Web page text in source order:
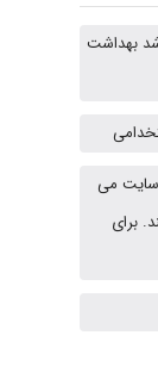
بهداشت
می
برای